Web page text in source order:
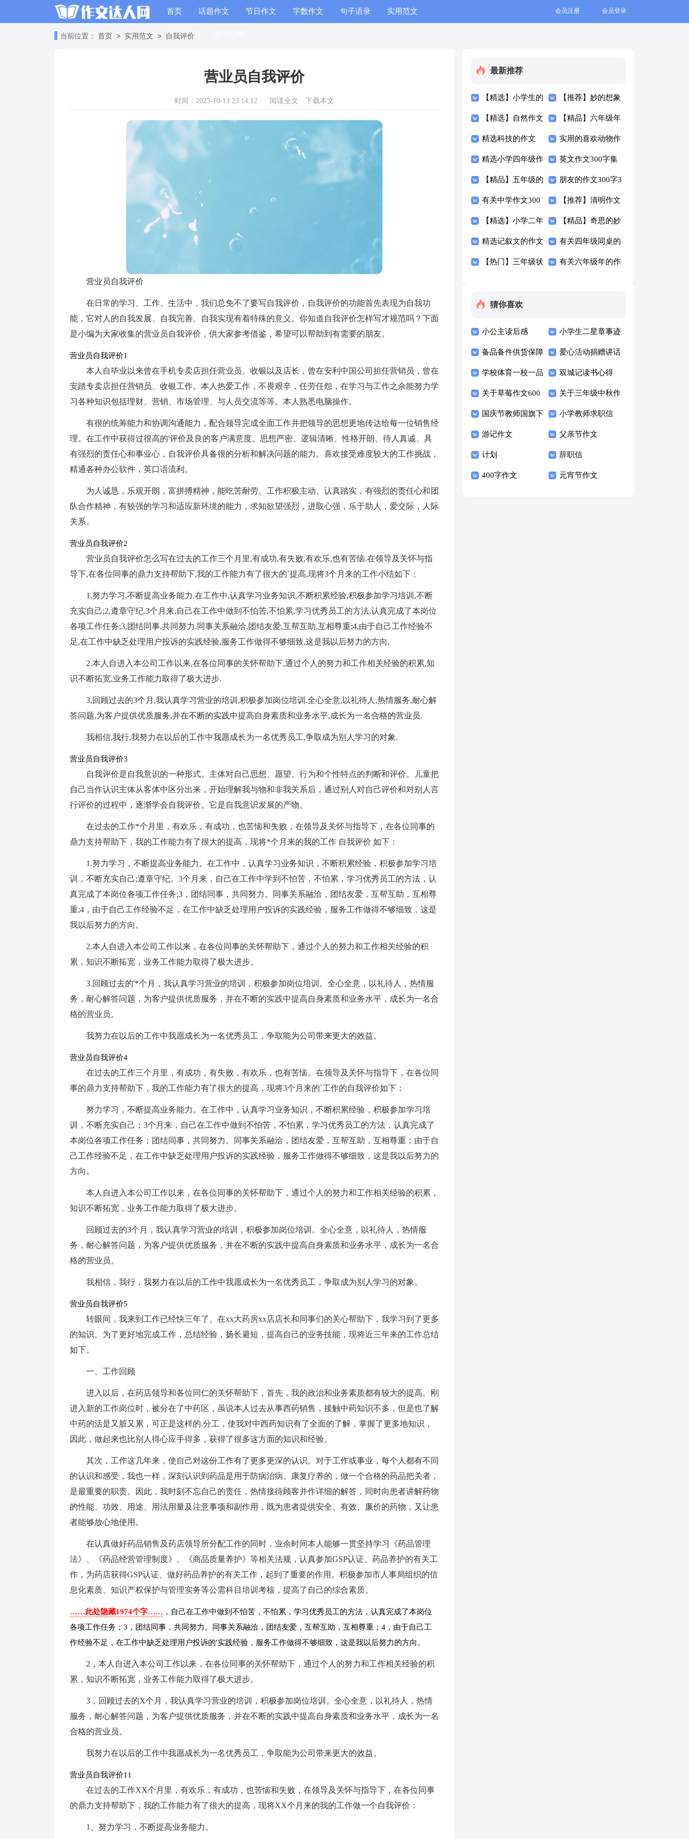
首页 话题作文 节日作文 字数作文 句子语录 实用范文
读书笔记
会员登录
会员注册
当前位置： 首页 > 实用范文 > 自我评价
营业员自我评价
时间：2025-10-13 23:14:12 阅读全文 下载本文
营业员自我评价
在日常的学习、工作、生活中，我们总免不了要写自我评价，自我评价的功能首先表现为自我功
能，它对人的自我发展、自我完善、自我实现有着特殊的意义。你知道自我评价怎样写才规范吗？下面
是小编为大家收集的营业员自我评价，供大家参考借鉴，希望可以帮助到有需要的朋友。
营业员自我评价1
本人自毕业以来曾在手机专卖店担任营业员、收银以及店长，曾在安利中国公司担任营销员，曾在
安踏专卖店担任营销员、收银工作。本人热爱工作，不畏艰辛，任劳任怨，在学习与工作之佘能努力学
习各种知识包括理财、营销、市场管理、与人员交流等等。本人熟悉电脑操作。
有很的统筹能力和协调沟通能力，配合领导完成全面工作并把领导的思想更地传达给每一位销售经
理。在工作中获得过很高的'评价及良的客户满意度。思想严密、逻辑清晰、性格开朗、待人真诚、具
有强烈的责任心和事业心，自我评价具备很的分析和解决问题的能力。喜欢接受难度较大的工作挑战，
精通各种办公软件，英口语流利。
为人诚恳，乐观开朗，富拼搏精神，能吃苦耐劳。工作积极主动、认真踏实，有强烈的责任心和团
队合作精神，有较强的学习和适应新环境的能力，求知欲望强烈，进取心强，乐于助人，爱交际，人际
关系。
营业员自我评价2
营业员自我评价怎么写在过去的工作三个月里,有成功,有失败,有欢乐,也有苦恼.在领导及关怀与指
导下,在各位同事的鼎力支持帮助下,我的工作能力有了很大的`提高,现将3个月来的工作小结如下：
1,努力学习,不断提高业务能力.在工作中,认真学习业务知识,不断积累经验,积极参加学习培训,不断
充实自己;2,遵章守纪.3个月来,自己在工作中做到不怕苦,不怕累,学习优秀员工的方法,认真完成了本岗位
各项工作任务;3,团结同事,共同努力.同事关系融洽,团结友爱,互帮互助,互相尊重;4,由于自己工作经验不
足,在工作中缺乏处理用户投诉的实践经验,服务工作做得不够细致,这是我以后努力的方向.
2.本人自进入本公司工作以来,在各位同事的关怀帮助下,通过个人的努力和工作相关经验的积累,知
识不断拓宽,业务工作能力取得了极大进步.
3,回顾过去的3个月,我认真学习营业的培训,积极参加岗位培训.全心全意,以礼待人,热情服务,耐心解
答问题,为客户提供优质服务,并在不断的实践中提高自身素质和业务水平,成长为一名合格的营业员.
我相信,我行,我努力在以后的工作中我愿成长为一名优秀员工,争取成为别人学习的对象.
营业员自我评价3
自我评价是自我意识的一种形式。主体对自己思想、愿望、行为和个性特点的判断和评价。儿童把
自己当作认识主体从客体中区分出来，开始理解我与物和非我关系后，通过别人对自己评价和对别人言
行评价的过程中，逐渐学会自我评价。它是自我意识发展的产物。
在过去的工作*个月里，有欢乐，有成功，也苦恼和失败，在领导及关怀与指导下，在各位同事的
鼎力支持帮助下，我的工作能力有了很大的提高，现将*个月来的我的工作 自我评价 如下：
1.努力学习，不断提高业务能力。在工作中，认真学习业务知识，不断积累经验，积极参加学习培
训，不断充实自己;遵章守纪。3个月来，自己在工作中学到不怕苦，不怕累，学习优秀员工的方法，认
真完成了本岗位各项工作任务;3，团结同事，共同努力。同事关系融洽，团结友爱，互帮互助，互相尊
重;4，由于自己工作经验不足，在工作中缺乏处理用户投诉的实践经验，服务工作做得不够细致，这是
我以后努力的方向。
2.本人自进入本公司工作以来，在各位同事的关怀帮助下，通过个人的努力和工作相关经验的积
累，知识不断拓宽，业务工作能力取得了极大进步。
3.回顾过去的'*个月，我认真学习营业的培训，积极参加岗位培训。全心全意，以礼待人，热情服
务，耐心解答问题，为客户提供优质服务，并在不断的实践中提高自身素质和业务水平，成长为一名合
格的营业员。
我努力在以后的工作中我愿成长为一名优秀员工，争取能为公司带来更大的效益。
营业员自我评价4
在过去的工作三个月里，有成功，有失败，有欢乐，也有苦恼。在领导及关怀与指导下，在各位同
事的鼎力支持帮助下，我的工作能力有了很大的提高，现将3个月来的`工作的自我评价如下：
努力学习，不断提高业务能力。在工作中，认真学习业务知识，不断积累经验，积极参加学习培
训，不断充实自己；3个月来，自己在工作中做到不怕苦，不怕累，学习优秀员工的方法，认真完成了
本岗位各项工作任务；团结同事，共同努力。同事关系融洽，团结友爱，互帮互助，互相尊重；由于自
己工作经验不足，在工作中缺乏处理用户投诉的实践经验，服务工作做得不够细致，这是我以后努力的
方向。
本人自进入本公司工作以来，在各位同事的关怀帮助下，通过个人的努力和工作相关经验的积累，
知识不断拓宽，业务工作能力取得了极大进步。
回顾过去的3个月，我认真学习营业的培训，积极参加岗位培训。全心全意，以礼待人，热情服
务，耐心解答问题，为客户提供优质服务，并在不断的实践中提高自身素质和业务水平，成长为一名合
格的营业员。
我相信，我行，我努力在以后的工作中我愿成长为一名优秀员工，争取成为别人学习的对象。
营业员自我评价5
转眼间，我来到工作已经快三年了。在xx大药房xx店店长和同事们的关心帮助下，我学习到了更多
的知识。为了更好地完成工作，总结经验，扬长避短，提高自己的业务技能，现将近三年来的工作总结
如下。
一、工作回顾
进入以后，在药店领导和各位同仁的关怀帮助下，首先，我的政治和业务素质都有较大的提高。刚
进入新的工作岗位时，被分在了中药区，虽说本人过去从事西药销售，接触中药知识不多，但是也了解
中药的活是又脏又累，可正是这样的.分工，使我对中西药知识有了全面的了解，掌握了更多地知识，
因此，做起来也比别人得心应手得多，获得了很多这方面的知识和经验。
其次，工作这几年来，使自己对这份工作有了更多更深的认识。对于工作或事业，每个人都有不同
的认识和感受，我也一样，深刻认识到药品是用于防病治病、康复疗养的，做一个合格的药品把关者，
是最重要的职责。因此，我时刻不忘自己的责任，热情接待顾客并作详细的解答，同时向患者讲解药物
的性能、功效、用途、用法用量及注意事项和副作用，既为患者提供安全、有效、廉价的药物，又让患
者能够放心地使用。
在认真做好药品销售及药店领导所分配工作的同时，业余时间本人能够一贯坚持学习《药品管理
法》、《药品经营管理制度》、《商品质量养护》等相关法规，认真参加GSP认证、药品养护的有关工
作，为药店获得GSP认证、做好药品养护的有关工作，起到了重要的作用。积极参加市人事局组织的信
息化素质、知识产权保护与管理实务等公需科目培训考核，提高了自己的综合素质。
……此处隐藏1974个字…… ，自己在工作中做到不怕苦，不怕累，学习优秀员工的方法，认真完成了本岗位
各项工作任务；3，团结同事，共同努力。同事关系融洽，团结友爱，互帮互助，互相尊重；4，由于自己工
作经验不足，在工作中缺乏处理用户投诉的'实践经验，服务工作做得不够细致，这是我以后努力的方向。
2，本人自进入本公司工作以来，在各位同事的关怀帮助下，通过个人的努力和工作相关经验的积
累，知识不断拓宽，业务工作能力取得了极大进步。
3，回顾过去的X个月，我认真学习营业的培训，积极参加岗位培训。全心全意，以礼待人，热情
服务，耐心解答问题，为客户提供优质服务，并在不断的实践中提高自身素质和业务水平，成长为一名
合格的营业员。
我努力在以后的工作中我愿成长为一名优秀员工，争取能为公司带来更大的效益。
营业员自我评价11
在过去的工作XX个月里，有欢乐，有成功，也苦恼和失败，在领导及关怀与指导下，在各位同事
的鼎力支持帮助下，我的工作能力有了很大的提高，现将XX个月来的我的工作做一个自我评价：
1、努力学习，不断提高业务能力。
最新推荐
【精选】小学生的
作文300字合集5篇
【推荐】妙的想象
作文300字三篇
【精选】自然作文
300字汇总7篇
【精品】六年级年
的作文300字锦集9
篇
精选科技的作文
300字四篇
实用的喜欢动物作
文300字五篇
精选小学四年级作
文300字合集六篇
英文作文300字集
合五篇
【精品】五年级的
作文300字合集6篇
朋友的作文300字3
篇
有关中学作文300
字汇总五篇
【推荐】清明作文
300字4篇
【精选】小学二年
级作文300字集锦5
篇
【精品】奇思的妙
想作文300字10篇
精选记叙文的作文
300字汇总10篇
有关四年级同桌的
作文300字汇编5篇
【热门】三年级状 有关六年级年的作
猜你喜欢
小公主读后感 小学生二星章事迹
材料范文（通用10
篇）
备品备件供货保障
方案（通用10篇）
爱心活动捐赠讲话
稿
学校体育一校一品
方案（通用7篇）
双城记读书心得
关于草莓作文600
字九篇
关于三年级中秋作
文六篇
国庆节教师国旗下
讲话稿500字（通
用6篇）
小学教师求职信
(15篇)
游记作文 父亲节作文
计划 辞职信
400字作文 元宵节作文